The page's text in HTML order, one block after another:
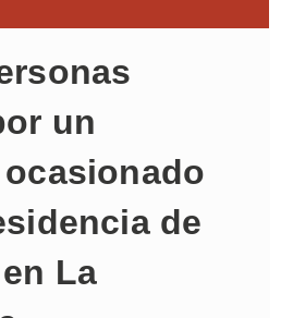
un
de
La